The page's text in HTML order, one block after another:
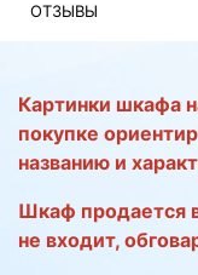
ОТЗЫВЫ
Картинки шкафа
покупке
названию и
Шкаф продается
не входит,